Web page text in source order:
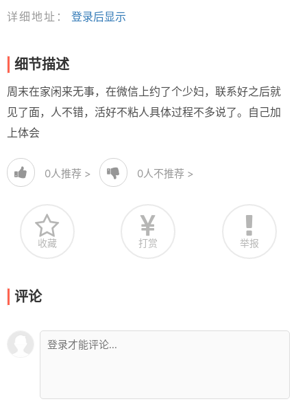
详细地址：
登录后显示
细节描述
周末在家闲来无事，在微信上约了个少妇，联系好之后就
见了面，人不错，活好不粘人具体过程不多说了。自己加
上体会
0人推荐 > 0人不推荐 >
收藏 打赏 举报
评论